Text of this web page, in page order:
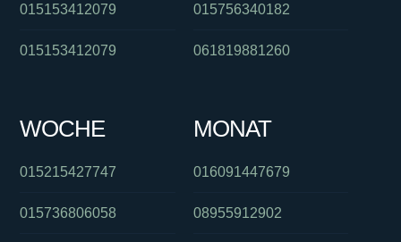
015153412079
015153412079
015756340182
061819881260
WOCHE
015215427747
015736806058
MONAT
016091447679
08955912902